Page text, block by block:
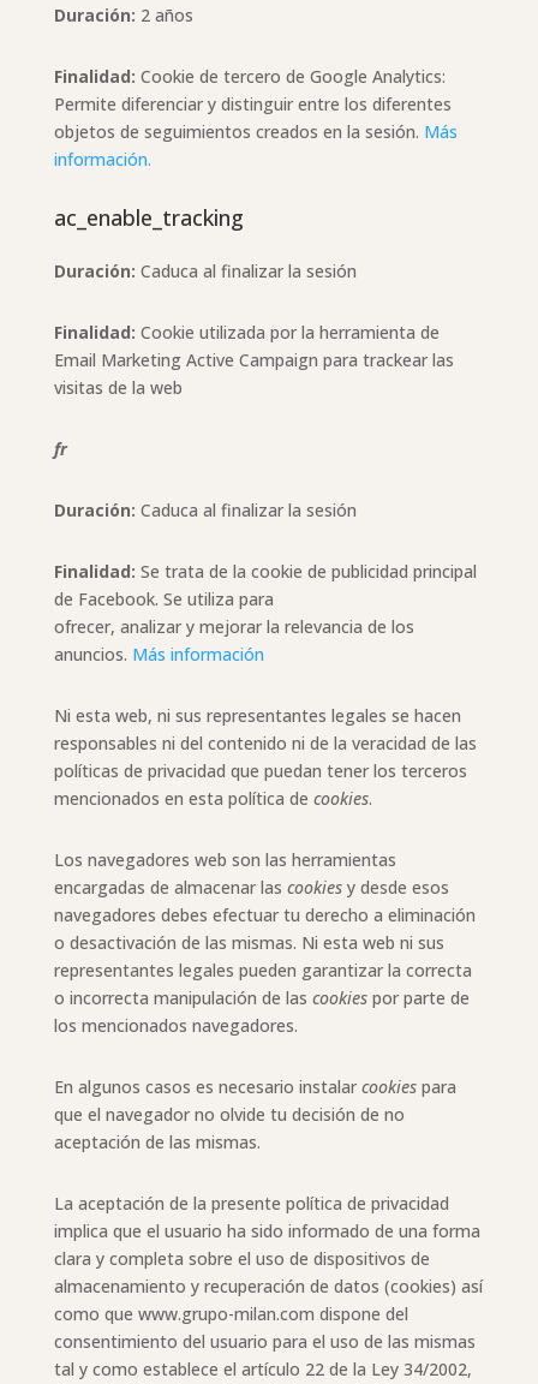
Duración: 2 años
Finalidad: Cookie de tercero de Google Analytics:
Permite diferenciar y distinguir entre los diferentes
objetos de seguimientos creados en la sesión. Más
información.
ac_enable_tracking
Duración: Caduca al finalizar la sesión
Finalidad: Cookie utilizada por la herramienta de
Email Marketing Active Campaign para trackear las
visitas de la web
fr
Duración: Caduca al finalizar la sesión
Finalidad: Se trata de la cookie de publicidad principal
de Facebook. Se utiliza para
ofrecer, analizar y mejorar la relevancia de los
anuncios. Más información
Ni esta web, ni sus representantes legales se hacen
responsables ni del contenido ni de la veracidad de las
políticas de privacidad que puedan tener los terceros
mencionados en esta política de cookies.
Los navegadores web son las herramientas
encargadas de almacenar las cookiesy desde esos
navegadores debes efectuar tu derecho a eliminación
o desactivación de las mismas. Ni esta web ni sus
representantes legales pueden garantizar la correcta
o incorrecta manipulación de las cookiespor parte de
los mencionados navegadores.
En algunos casos es necesario instalar cookiespara
que el navegador no olvide tu decisión de no
aceptación de las mismas.
La aceptación de la presente política de privacidad
implica que el usuario ha sido informado de una forma
clara y completa sobre el uso de dispositivos de
almacenamiento y recuperación de datos (cookies) así
como que www.grupo-milan.com dispone del
consentimiento del usuario para el uso de las mismas
tal y como establece el artículo 22 de la Ley 34/2002,